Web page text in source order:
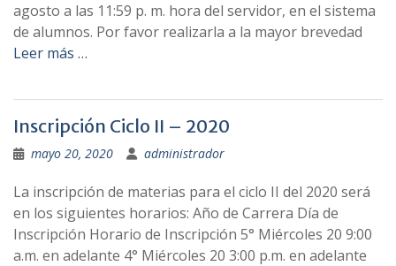
agosto a las 11:59 p. m. hora del servidor, en el sistema
de alumnos. Por favor realizarla a la mayor brevedad
Leer más …
Inscripción Ciclo II – 2020
mayo 20, 2020 administrador
La inscripción de materias para el ciclo II del 2020 será
en los siguientes horarios: Año de Carrera Día de
Inscripción Horario de Inscripción 5° Miércoles 20 9:00
a.m. en adelante 4° Miércoles 20 3:00 p.m. en adelante